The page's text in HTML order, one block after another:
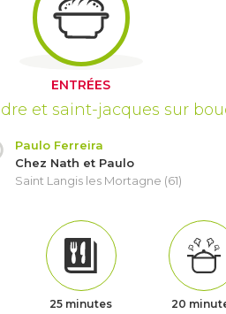
ENTRÉES
et saint-jacques sur
Paulo Ferreira
Chez Nath et Paulo
Saint Langis les Mortagne (61)
25 minutes 20